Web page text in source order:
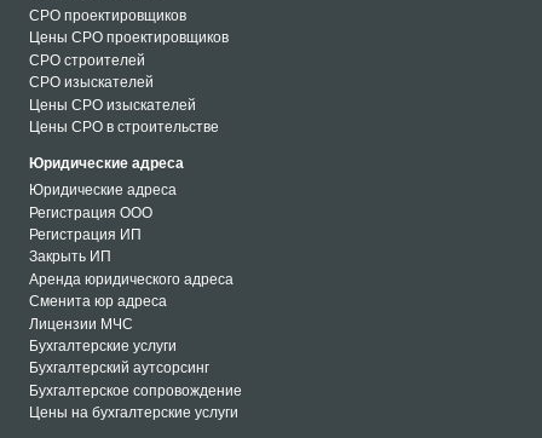
СРО проектировщиков
Цены СРО проектировщиков
СРО строителей
СРО изыскателей
Цены СРО изыскателей
Цены СРО в строительстве
Юридические адреса
Юридические адреса
Регистрация ООО
Регистрация ИП
Закрыть ИП
Аренда юридического адреса
Сменита юр адреса
Лицензии МЧС
Бухгалтерские услуги
Бухгалтерский аутсорсинг
Бухгалтерское сопровождение
Цены на бухгалтерские услуги